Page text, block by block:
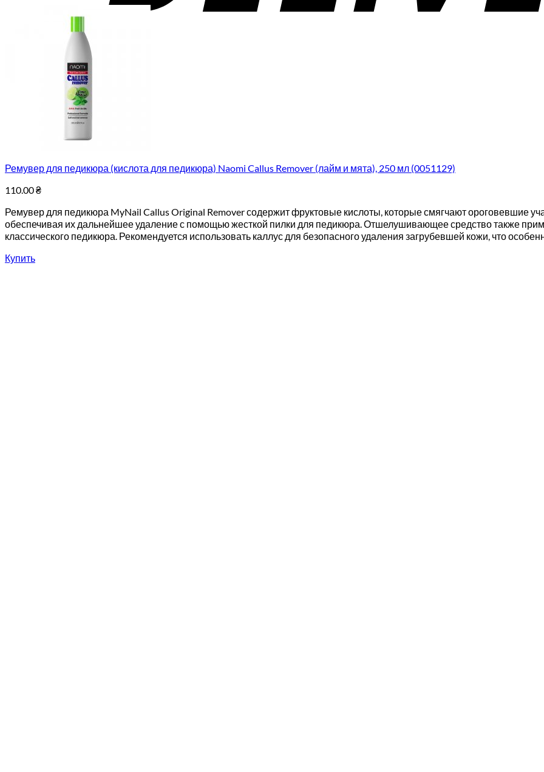
Ремувер для педикюра (кислота для педикюра) Naomi Callus Remover (лайм и мята), 250 мл (0051129)
110.00₴
Ремувер для педикюра MyNail Callus Original Remover содержит фруктовые кислоты, которые смягчают ороговевшие
обеспечивая их дальнейшее удаление с помощью жесткой пилки для педикюра. Отшелушивающее средство также
классического педикюра. Рекомендуется использовать каллус для безопасного удаления загрубевшей кожи, что
Купить